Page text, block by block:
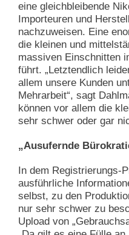
eine gleichbleibende
Importeuren und
nachzuweisen. Eine
die kleinen und
massiven Einschnitten
führt. „Letztendlich
allem unsere Kunden
Mehrarbeit“, sagt
können vor allem die
sehr schwer oder gar
„Ausufernde
In dem Registrierungs-
ausführliche
selbst, zu den
nur sehr schwer zu
Upload von